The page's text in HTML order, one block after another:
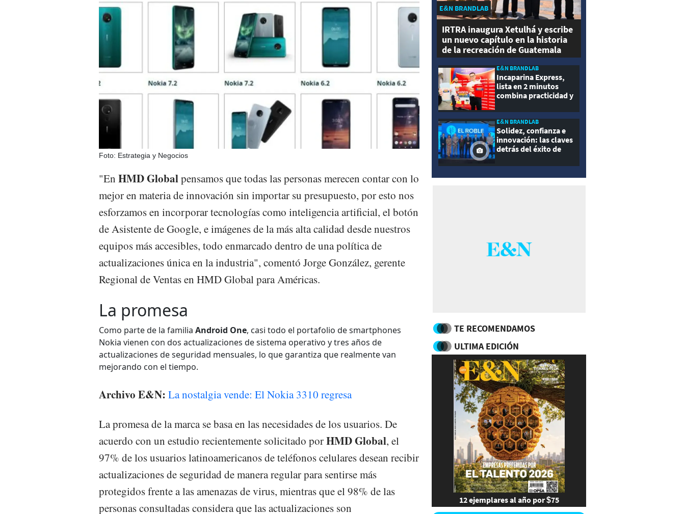
Foto: Estrategia y Negocios
"En HMD Globalpensamos que todas las personas merecen contar con lo
mejor en materia de innovación sin importar su presupuesto, por esto nos
esforzamos en incorporar tecnologías como inteligencia artificial, el botón
de Asistente de Google, e imágenes de la más alta calidad desde nuestros
equipos más accesibles, todo enmarcado dentro de una política de
actualizaciones única en la industria", comentó Jorge González, gerente
Regional de Ventas en HMD Global para Américas.
La promesa
Como parte de la familia Android One, casi todo el portafolio de smartphones
Nokia vienen con dos actualizaciones de sistema operativo y tres años de
actualizaciones de seguridad mensuales, lo que garantiza que realmente van
mejorando con el tiempo.
Archivo E&N: La nostalgia vende: El Nokia 3310 regresa
La promesa de la marca se basa en las necesidades de los usuarios. De
acuerdo con un estudio recientemente solicitado porHMD Global, el
97% de los usuarios latinoamericanos de teléfonos celulares desean recibir
actualizaciones de seguridad de manera regular para sentirse más
protegidos frente a las amenazas de virus, mientras que el 98% de las
personas consultadas considera que las actualizaciones son
E&N BRANDLAB
IRTRA inaugura Xetulhá y escribe
un nuevo capítulo en la historia
de la recreación de Guatemala
E&N BRANDLAB
Incaparina Express,
lista en 2 minutos
combina practicidad y
E&N BRANDLAB
Solidez, confianza e
innovación: las claves
detrás del éxito de
TE RECOMENDAMOS
ULTIMA EDICIÓN
12 ejemplares al año por $75